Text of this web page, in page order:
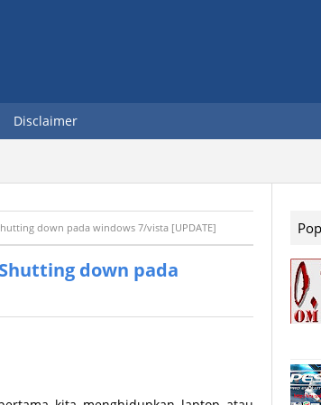
Disclaimer
down pada windows 7/vista [UPDATE]
down pada